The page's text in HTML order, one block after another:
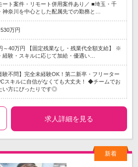
ート案件・リモート併用案件あり／ ■埼玉・千
神奈川を中心とした配属先での勤務と…
万円
～40万円 【固定残業なし・残業代全額支給】 ※
経験・スキルに応じて加給・優遇い…
験不問】完全未経験OK！第二新卒・フリーター
スキルに自信がなくても大丈夫！ ◆チームでお
い方にぴったりです◎
求人詳細を見る